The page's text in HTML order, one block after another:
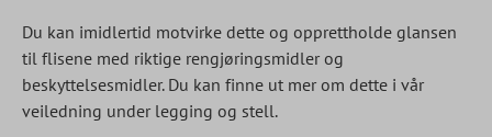
Du kan imidlertid motvirke dette og opprettholde glansen
til flisene med riktige rengjøringsmidler og
beskyttelsesmidler. Du kan finne ut mer om dette i vår
veiledning under legging og stell.